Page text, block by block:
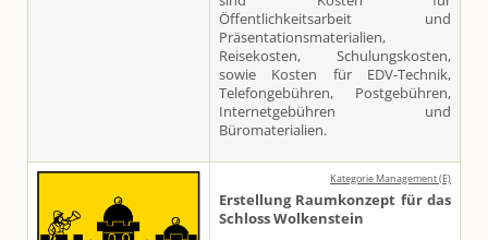
Öffentlichkeitsarbeit und
Präsentationsmaterialien,
Reisekosten, Schulungskosten,
sowie Kosten für EDV-Technik,
Telefongebühren, Postgebühren,
Internetgebühren und
Büromaterialien.
Kategorie Management (E)
Erstellung Raumkonzept für das
Schloss Wolkenstein